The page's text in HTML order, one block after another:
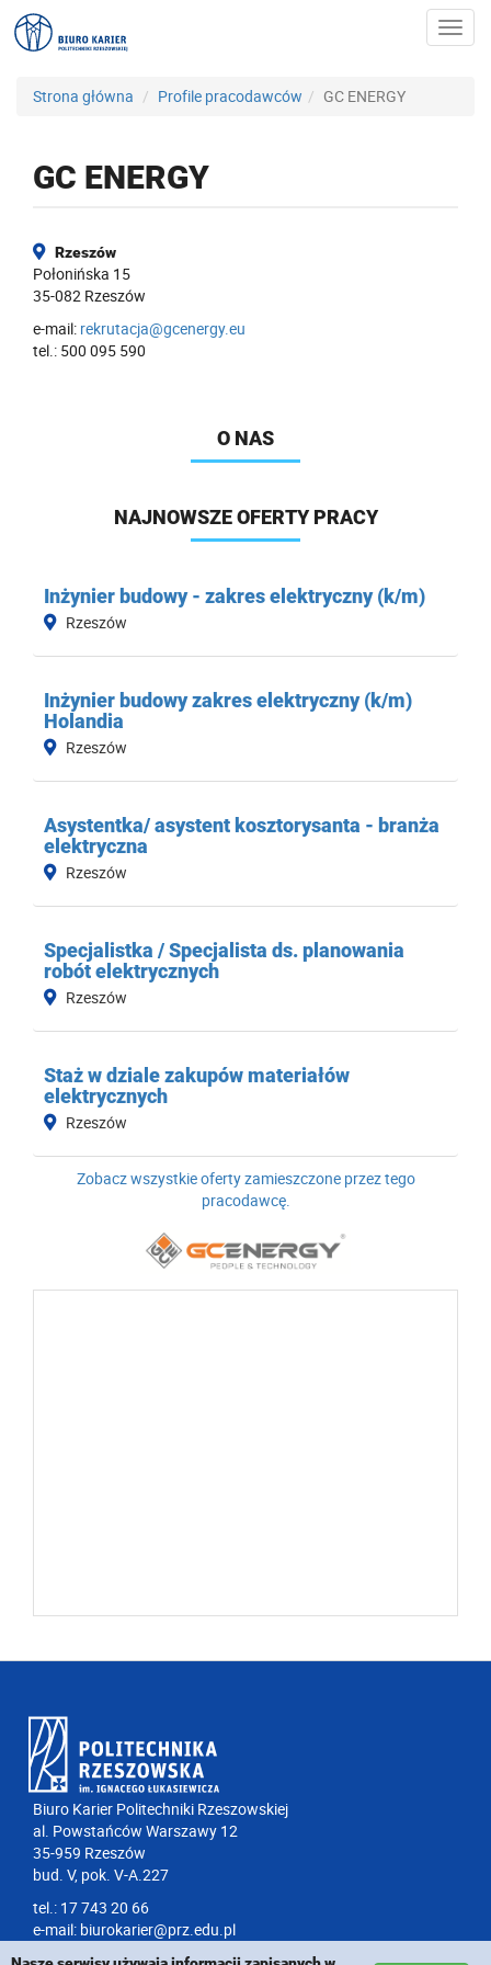
Strona główna Profile pracodawców GC ENERGY
GC ENERGY
Rzeszów
Połonińska 15
35-082 Rzeszów
e-mail: rekrutacja@gcenergy.eu
tel.: 500 095 590
O NAS
NAJNOWSZE OFERTY PRACY
Inżynier budowy - zakres elektryczny (k/m)
Rzeszów
Inżynier budowy zakres elektryczny (k/m)
Holandia
Rzeszów
Asystentka/ asystent kosztorysanta - branża
elektryczna
Rzeszów
Specjalistka / Specjalista ds. planowania
robót elektrycznych
Rzeszów
Staż w dziale zakupów materiałów
elektrycznych
Rzeszów
Zobacz wszystkie oferty zamieszczone przez tego
pracodawcę.
Biuro Karier Politechniki Rzeszowskiej
al. Powstańców Warszawy 12
35-959 Rzeszów
bud. V, pok. V-A.227
tel.: 17 743 20 66
e-mail: biurokarier@prz.edu.pl